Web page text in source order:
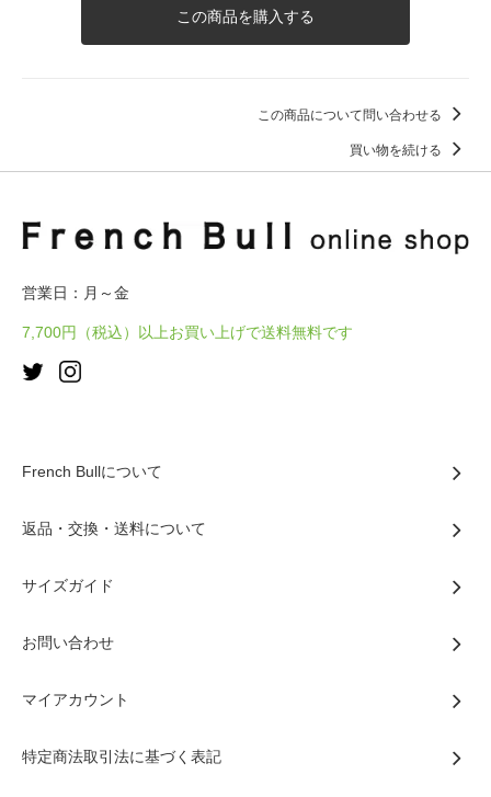
この商品を購入する
この商品について問い合わせる
買い物を続ける
営業日：月～金
7,700円（税込）以上お買い上げで送料無料です
French Bullについて
返品・交換・送料について
サイズガイド
お問い合わせ
マイアカウント
特定商法取引法に基づく表記